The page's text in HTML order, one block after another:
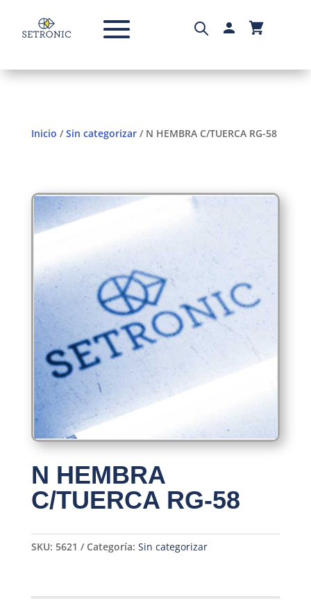
Inicio /Sin categorizar/ N HEMBRA C/TUERCA RG-58
N HEMBRA
C/TUERCA RG-58
SKU: 5621 Categoría: Sin categorizar